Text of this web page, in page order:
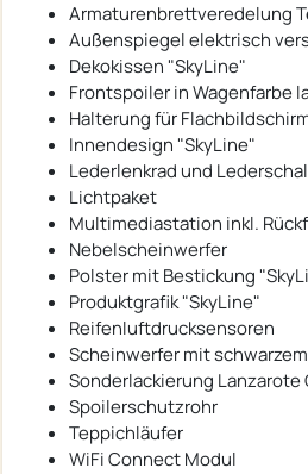
Armaturenbrettveredelung
Außenspiegel elektrisch
Dekokissen "SkyLine"
Frontspoiler in Wagenfarbe
Halterung für
Innendesign "SkyLine"
Lederlenkrad und
Lichtpaket
Multimediastation inkl.
Nebelscheinwerfer
Polster mit Bestickung
Produktgrafik "SkyLine"
Reifenluftdrucksensoren
Scheinwerfer mit
Sonderlackierung Lanzarote
Spoilerschutzrohr
Teppichläufer
WiFi Connect Modul